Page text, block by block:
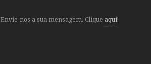
Envie-nos a sua mensagem. Clique aqui!